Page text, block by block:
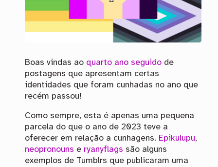
Boas vindas ao quarto ano seguidode
postagens que apresentam certas
identidades que foram cunhadas no ano que
recém passou!
Como sempre, esta é apenas uma pequena
parcela do que o ano de 2023 teve a
oferecer em relação a cunhagens. Epikulupu,
neopronouns e ryanyflags são alguns
exemplos de Tumblrs que publicaram uma